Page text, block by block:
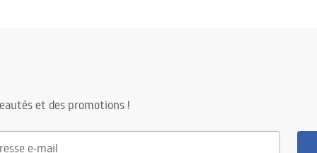
et des promotions !